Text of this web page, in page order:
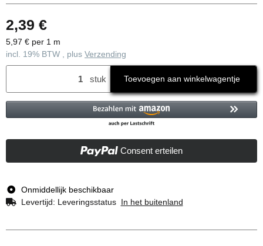
2,39 €
5,97 € per 1 m
incl. 19% BTW , plus Verzending
stuk Toevoegen aan winkelwagentje
Consent erteilen
Onmiddellijk beschikbaar
Levertijd: Leveringsstatus In het buitenland